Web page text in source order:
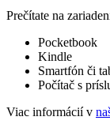
Prečítate na
Pocketbook
Kindle
Smartfón či
Počítač s
Viac informácií v